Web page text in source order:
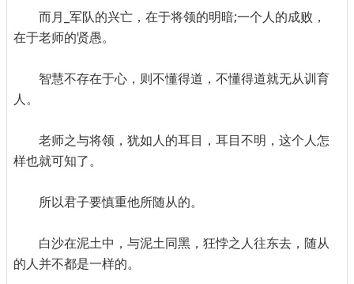
而月_军队的兴亡，在于将领的明暗;一个人的成败，
在于老师的贤愚。
智慧不存在于心，则不懂得道，不懂得道就无从训育
人。
老师之与将领，犹如人的耳目，耳目不明，这个人怎
样也就可知了。
所以君子要慎重他所随从的。
白沙在泥土中，与泥土同黑，狂悖之人往东去，随从
的人并不都是一样的。